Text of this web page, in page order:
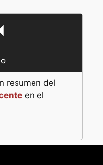
resumen del
en el